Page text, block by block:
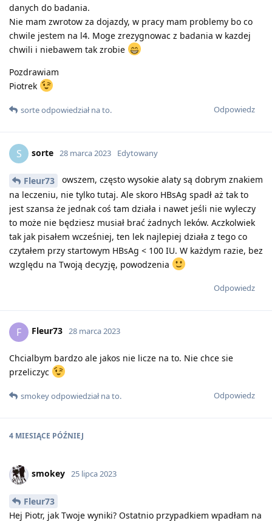
danych do badania.
Nie mam zwrotow za dojazdy, w pracy mam problemy bo co
chwile jestem na l4. Moge zrezygnowac z badania w kazdej
chwili i niebawem tak zrobie
Pozdrawiam
Piotrek
Odpowiedz
sorteodpowiedział na to.
S sorte 28 marca 2023 Edytowany
Fleur73
owszem, często wysokie alaty są dobrym znakiem
na leczeniu, nie tylko tutaj. Ale skoro HBsAg spadł aż tak to
jest szansa że jednak coś tam działa i nawet jeśli nie wyleczy
to może nie będziesz musiał brać żadnych leków. Aczkolwiek
tak jak pisałem wcześniej, ten lek najlepiej działa z tego co
czytałem przy startowym HBsAg < 100 IU. W każdym razie, bez
względu na Twoją decyzję, powodzenia
Odpowiedz
F Fleur73 28 marca 2023
Chcialbym bardzo ale jakos nie licze na to. Nie chce sie
przeliczyc
Odpowiedz
smokeyodpowiedział na to.
4 MIESIĄCE PÓŹNIEJ
smokey 25 lipca 2023
Fleur73
Hej Piotr, jak Twoje wyniki? Ostatnio przypadkiem wpadłam na